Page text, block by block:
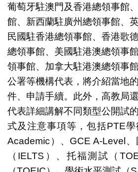
葡萄牙駐澳門及香港總領事館
館、新西蘭駐廣州總領事館、
民國駐香港總領事館、香港歌
總領事館、美國駐港澳總領事
領事館、加拿大駐港澳總領事
公署等機構代表，將介紹當地
件、申請手續。此外，高教局
代表詳細講解不同類型公開試
式及注意事項等，包括PTE
Academic）、GCE A-Level
（IELTS）、托福測試（